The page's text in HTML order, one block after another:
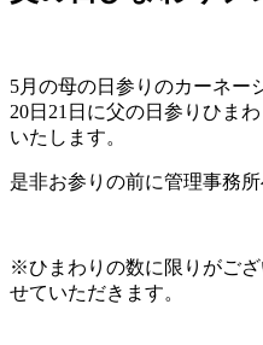
5月の母の日参りのカーネー
20日21日に父の日参りひま
いたします。
是非お参りの前に管理事務
※ひまわりの数に限りがご
せていただきます。